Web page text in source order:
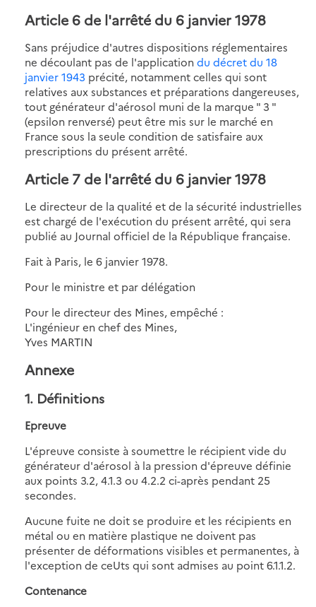
Article 6 de l'arrêté du 6 janvier 1978
Sans préjudice d'autres dispositions réglementaires
ne découlant pas de l'application du décret du 18
janvier 1943 précité, notamment celles qui sont
relatives aux substances et préparations dangereuses,
tout générateur d'aérosol muni de la marque " 3 "
(epsilon renversé) peut être mis sur le marché en
France sous la seule condition de satisfaire aux
prescriptions du présent arrêté.
Article 7 de l'arrêté du 6 janvier 1978
Le directeur de la qualité et de la sécurité industrielles
est chargé de l'exécution du présent arrêté, qui sera
publié au Journal officiel de la République française.
Fait à Paris, le 6 janvier 1978.
Pour le ministre et par délégation
Pour le directeur des Mines, empêché :
L'ingénieur en chef des Mines,
Yves MARTIN
Annexe
1. Définitions
Epreuve
L'épreuve consiste à soumettre le récipient vide du
générateur d'aérosol à la pression d'épreuve définie
aux points 3.2, 4.1.3 ou 4.2.2 ci-après pendant 25
secondes.
Aucune fuite ne doit se produire et les récipients en
métal ou en matière plastique ne doivent pas
présenter de déformations visibles et permanentes, à
l'exception de ceUts qui sont admises au point 6.1.1.2.
Contenance